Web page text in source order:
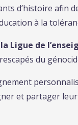
d’histoire afin
à la
Ligue de
du
et partager